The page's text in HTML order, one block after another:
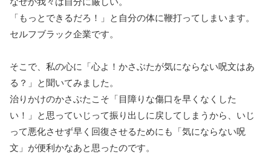
「もっとできるだろ！」と自分の体に鞭打ってしまいます。
セルフブラック企業です。
そこで、私の心に「心よ！かさぶたが気にならない呪文はあ
る？」と聞いてみました。
治りかけのかさぶたこそ「目障りな傷口を早くなくした
い！」と思っていじって振り出しに戻してしまうから、いじ
って悪化させず早く回復させるためにも「気にならない呪
文」が便利かなあと思ったのです。